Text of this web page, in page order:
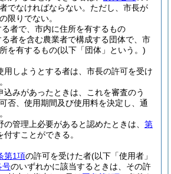
でなければならない。 ただし、市長が
限りでない。
者で、市内に住所を有するもの
者を含む農業者で構成する団体で、市
を有するもの(以下「団体」という。)
用しようとする者は、市長の許可を受け
込みがあったときは、これを審査のう
否、使用期間及び使用料を決定し、通
管理上必要があると認めたときは、 第
すことができる。
第1項の許可を受けた者(以下「使用者」
号のいずれかに該当するときは、その許